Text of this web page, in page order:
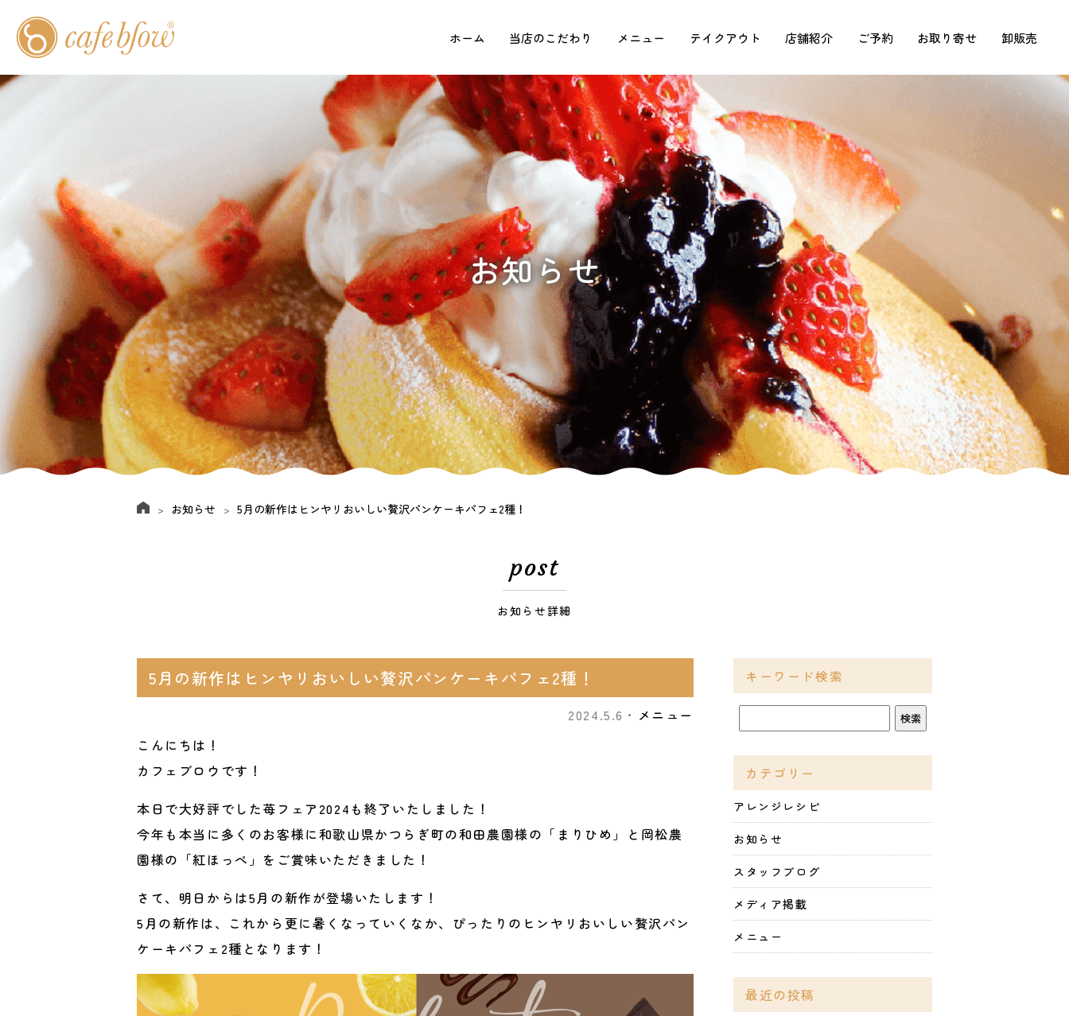
ホーム 当店のこだわり メニュー テイクアウト 店舗紹介 ご予約 お取り寄せ 卸販売
お知らせ
お知らせ 5月の新作はヒンヤリおいしい贅沢パンケーキパフェ2種！
post
お知らせ詳細
5月の新作はヒンヤリおいしい贅沢パンケーキパフェ2種！
2024.5.6・ メニュー
こんにちは！
カフェブロウです！
本日で大好評でした苺フェア2024も終了いたしました！
今年も本当に多くのお客様に和歌山県かつらぎ町の和田農園様の「まりひめ」と岡松農
園様の「紅ほっぺ」をご賞味いただきました！
さて、明日からは5月の新作が登場いたします！
5月の新作は、これから更に暑くなっていくなか、ぴったりのヒンヤリおいしい贅沢パン
ケーキパフェ2種となります！
キーワード検索
カテゴリー
アレンジレシピ
お知らせ
スタッフブログ
メディア掲載
メニュー
最近の投稿